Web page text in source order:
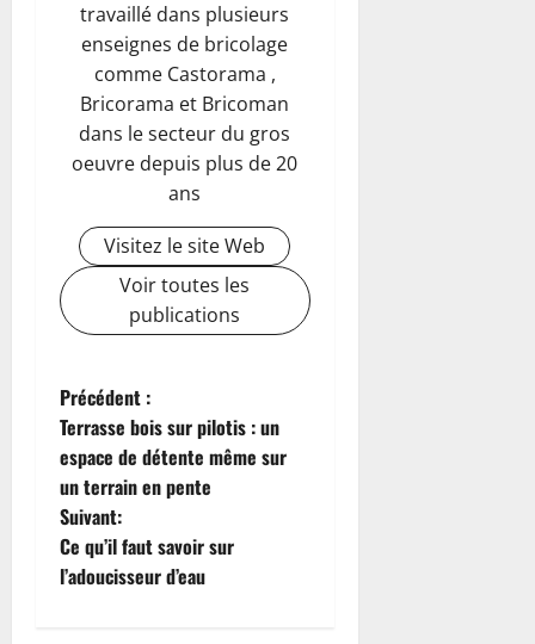
travaillé dans plusieurs
enseignes de bricolage
comme Castorama ,
Bricorama et Bricoman
dans le secteur du gros
oeuvre depuis plus de 20
ans
Visitez le site Web
Voir toutes les
publications
N
a
v
i
Précédent :
Terrasse bois sur pilotis : un
espace de détente même sur
un terrain en pente
Suivant:
Ce qu’il faut savoir sur
l’adoucisseur d’eau